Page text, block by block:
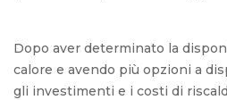
Dopo aver determinato la
calore e avendo più opzioni a
gli investimenti e i costi di